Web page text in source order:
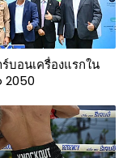
บอนเครื่องแรกใน
2050